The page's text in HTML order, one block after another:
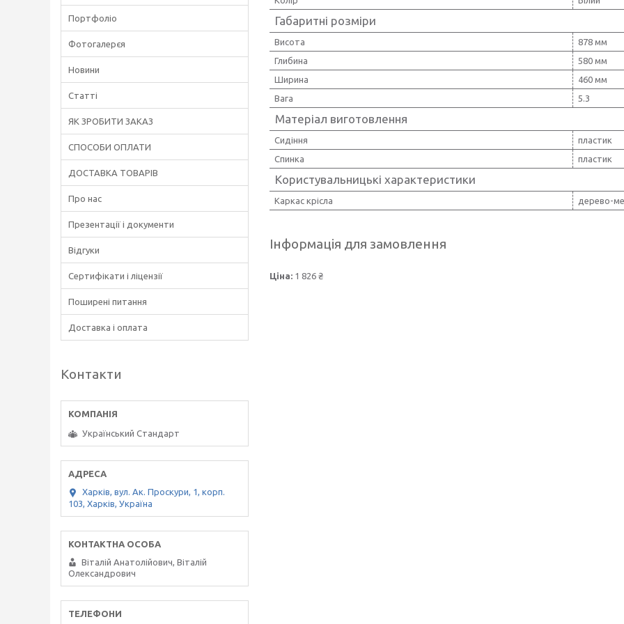
Габаритні розміри
Висота
878 мм
Глибина
580 мм
Ширина
460 мм
Вага
5.3
Матеріал виготовлення
Сидіння
пластик
Спинка
пластик
Користувальницькі характеристики
Каркас крісла дерево-
Інформація для замовлення
Ціна: 1 826 ₴
Портфоліо
Фотогалерєя
Новини
Статті
ЯК ЗРОБИТИ ЗАКАЗ
СПОСОБИ ОПЛАТИ
ДОСТАВКА ТОВАРІВ
Про нас
Презентації і документи
Відгуки
Сертифікати і ліцензії
Поширені питання
Доставка і оплата
Контакти
Український Стандарт
Харків, вул. Ак. Проскури, 1, корп.
103, Харків, Україна
Віталій Анатолійович, Віталій
Олександрович